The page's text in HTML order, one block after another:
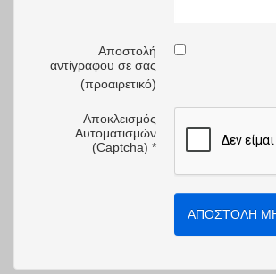
Αποστολή
αντίγραφου σε σας
(προαιρετικό)
Αποκλεισμός
Αυτοματισμών
(Captcha) *
ΑΠΟΣΤΟΛΉ